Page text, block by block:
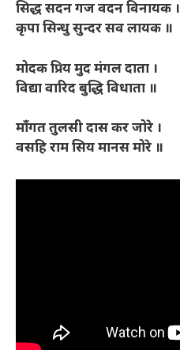
सिद्ध सदन गज वदन विनायक ।
कृपा सिन्धु सुन्दर सव लायक ॥
मोदक प्रिय मुद मंगल दाता ।
विद्या वारिद बुद्धि विधाता ॥
माँगत तुलसी दास कर जोरे ।
वसहि राम सिय मानस मोरे ॥